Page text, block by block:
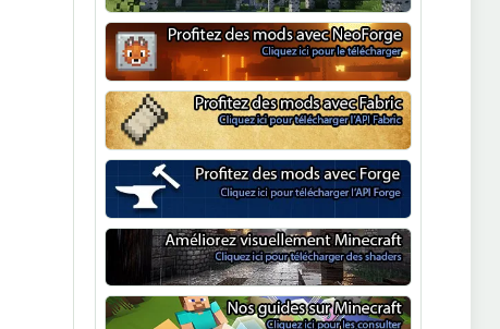
Optifine
NeoForge
Minecraft Fabric
Minecraft Forge
Shaders Minecraft